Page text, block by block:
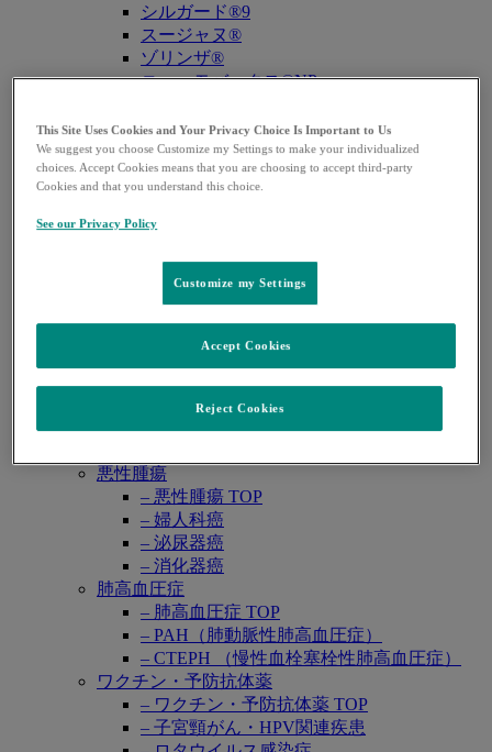
シルガード®9
スージャヌ®
ゾリンザ®
ニューモバックス®NP
ハ・マ・ラ行
バクニュバンス®（小児）
バクニュバンス®（成人）
ピフェルトロ®
ブリディオン®
プレバイミス®臓器移植
ヘプタバックス®-Ⅱ
ラゲブリオ®
リムパーザ®
レンビマ®
ロタテック®
Open
submenu
悪性腫瘍
– 悪性腫瘍 TOP
– 婦人科癌
– 泌尿器癌
– 消化器癌
肺高血圧症
– 肺高血圧症 TOP
– PAH（肺動脈性肺高血圧症）
– CTEPH （慢性血栓塞栓性肺高血圧症）
ワクチン・予防抗体薬
– ワクチン・予防抗体薬 TOP
– 子宮頸がん・HPV関連疾患
This Site Uses Cookies and Your Privacy Choice Is Important to Us
We suggest you choose Customize my Settings to make your individualized
choices. Accept Cookies means that you are choosing to accept third-party
Cookies and that you understand this choice.
See our Privacy Policy
Customize my Settings
Reject Cookies
Accept Cookies